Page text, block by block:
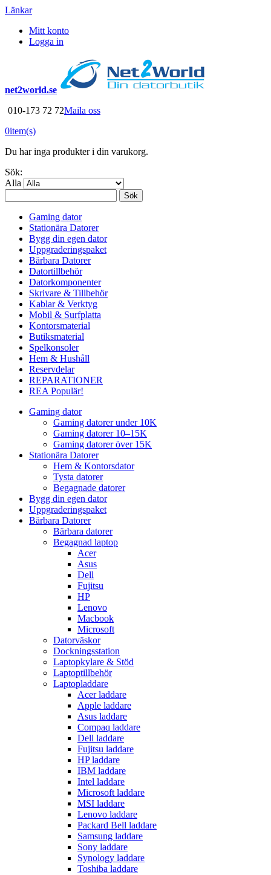
Länkar
Mitt konto
Logga in
net2world.se
010-173 72 72Maila oss
0item(s)
Du har inga produkter i din varukorg.
Sök:
Alla
Sök
Gaming dator
Stationära Datorer
Bygg din egen dator
Uppgraderingspaket
Bärbara Datorer
Datortillbehör
Datorkomponenter
Skrivare & Tillbehör
Kablar & Verktyg
Mobil & Surfplatta
Kontorsmaterial
Butiksmaterial
Spelkonsoler
Hem & Hushåll
Reservdelar
REPARATIONER
REA Populär!
Gaming dator
Gaming datorer under 10K
Gaming datorer 10–15K
Gaming datorer över 15K
Stationära Datorer
Hem & Kontorsdator
Tysta datorer
Begagnade datorer
Bygg din egen dator
Uppgraderingspaket
Bärbara Datorer
Bärbara datorer
Begagnad laptop
Acer
Asus
Dell
Fujitsu
HP
Lenovo
Macbook
Microsoft
Datorväskor
Dockningsstation
Laptopkylare & Stöd
Laptoptillbehör
Laptopladdare
Acer laddare
Apple laddare
Asus laddare
Compaq laddare
Dell laddare
Fujitsu laddare
HP laddare
IBM laddare
Intel laddare
Microsoft laddare
MSI laddare
Lenovo laddare
Packard Bell laddare
Samsung laddare
Sony laddare
Synology laddare
Toshiba laddare